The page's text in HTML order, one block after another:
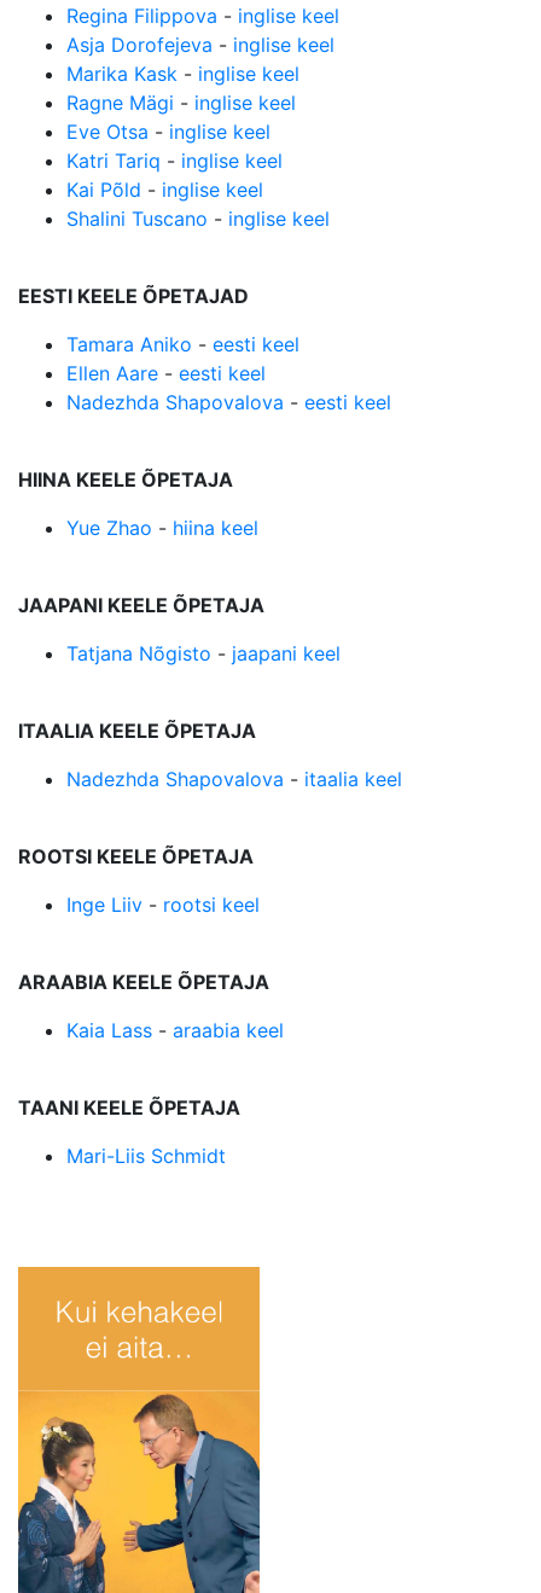
Regina Filippova - inglise keel
Asja Dorofejeva - inglise keel
Marika Kask - inglise keel
Ragne Mägi - inglise keel
Eve Otsa - inglise keel
Katri Tariq - inglise keel
Kai Põld - inglise keel
Shalini Tuscano - inglise keel
EESTI KEELE ÕPETAJAD
Tamara Aniko - eesti keel
Ellen Aare - eesti keel
Nadezhda Shapovalova - eesti keel
HIINA KEELE ÕPETAJA
Yue Zhao - hiina keel
JAAPANI KEELE ÕPETAJA
Tatjana Nõgisto - jaapani keel
ITAALIA KEELE ÕPETAJA
Nadezhda Shapovalova - itaalia keel
ROOTSI KEELE ÕPETAJA
Inge Liiv - rootsi keel
ARAABIA KEELE ÕPETAJA
Kaia Lass - araabia keel
TAANI KEELE ÕPETAJA
Mari-Liis Schmidt